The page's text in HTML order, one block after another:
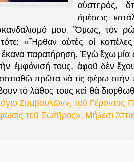
αὐστηρός,
ἀμέσως
μου. Ὅμως, τὸν
«Ἦρθαν αὐτὲς οἱ
παρατήρηση. Ἐγὼ ἔχω μία
ἐμφάνισή τους, ἀφοῦ δὲν
πρῶτα νὰ τὶς φέρω στὴν
τὸ λάθος τους καὶ θὰ
Συμβουλῶν», τοῦ Γέροντος
τοῦ Σωτῆρος», Μήλεσι